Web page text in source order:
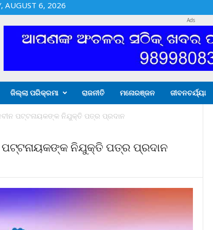
AUGUST 6, 2026
Ads
ଜିଲ୍ଲା ପରିକ୍ରମା ରାଜନୀତି ମନୋରଞ୍ଜନ ଜୀବନଚର୍ଯ୍ୟା
ପଟ୍ଟନାୟକଙ୍କ ନିଯୁକ୍ତି ପତ୍ର ପ୍ରଦାନ
ନିଯୁକ୍ତି ପତ୍ର ପ୍ରଦାନ